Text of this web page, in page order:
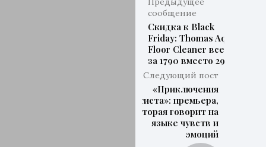
сообщение
Скидка к Black
Friday: Thomas Aqua
Floor Cleaner всего
за 1790 вместо 2990
Следующий пост
«Приключения
артиста»: премьера,
которая говорит на
языке чувств и
эмоций